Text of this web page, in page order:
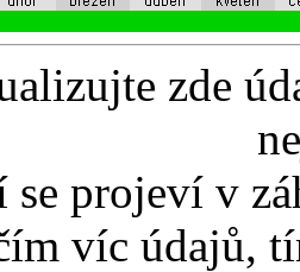
zde
se projeví v
víc údajů,